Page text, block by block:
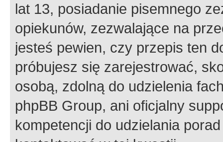
lat 13, posiadanie pisemnego
opiekunów, zezwalające na
jesteś pewien, czy przepis ten
próbujesz się zarejestrować,
osobą, zdolną do udzielenia
phpBB Group, ani oficjalny
kompetencji do udzielania